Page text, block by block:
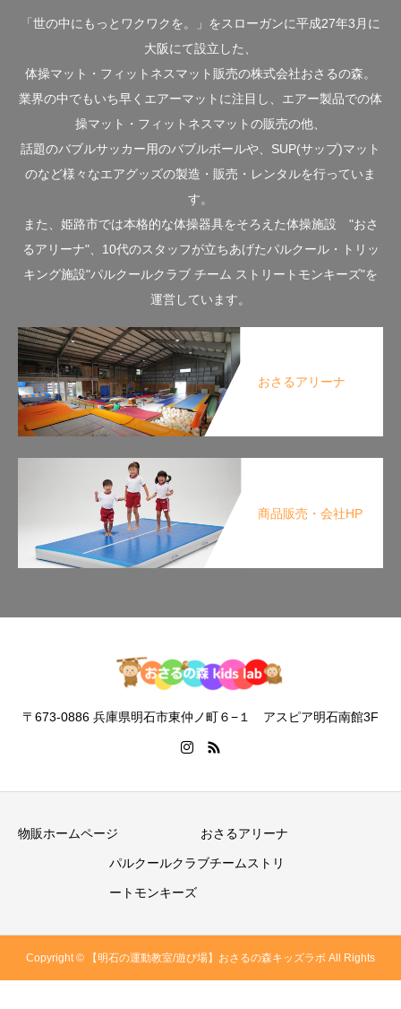
「世の中にもっとワクワクを。」をスローガンに平成27年3月に
大阪にて設立した、
体操マット・フィットネスマット販売の株式会社おさるの森。
業界の中でもいち早くエアーマットに注目し、エアー製品での体
操マット・フィットネスマットの販売の他、
話題のバブルサッカー用のバブルボールや、SUP(サップ)マット
のなど様々なエアグッズの製造・販売・レンタルを行っていま
す。
また、姫路市では本格的な体操器具をそろえた体操施設 "おさ
るアリーナ"、10代のスタッフが立ちあげたパルクール・トリッ
キング施設"パルクールクラブ チーム ストリートモンキーズ"を
運営しています。
おさるアリーナ
商品販売・会社HP
〒673-0886 兵庫県明石市東仲ノ町６−１ アスピア明石南館3F
物販ホームページ おさるアリーナ
パルクールクラブチームストリ
ートモンキーズ
Copyright © 【明石の運動教室/遊び場】おさるの森キッズラボ All Rights